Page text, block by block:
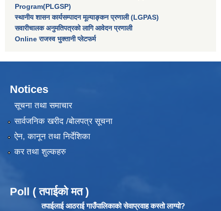
Program(PLGSP)
स्थानीय शासन कार्यसम्पादन मूल्याङ्कन प्रणाली (LGPAS)
सवारीचालक अनुमतिपत्रको लागि आवेदन प्रणाली
Online राजस्व भुक्तानी प्लेटफर्म
Notices
सूचना तथा समाचार
सार्वजनिक खरीद /बोलपत्र सूचना
ऐन, कानून तथा निर्देशिका
कर तथा शुल्कहरु
Poll ( तपाईको मत )
तपाईलाई आठराई गाउँपालिकाको सेवाप्रवाह कस्तो लाग्यो?